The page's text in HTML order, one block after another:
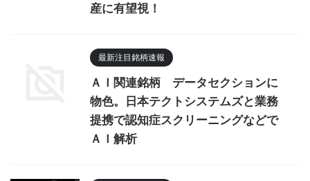
産に有望視！
最新注目銘柄速報
ＡＩ関連銘柄 データセクションに
物色。日本テクトシステムズと業務
提携で認知症スクリーニングなどで
ＡＩ解析